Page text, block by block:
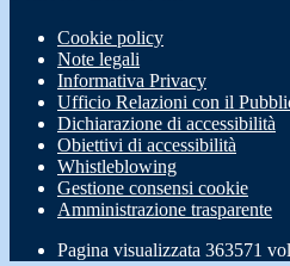
Cookie policy
Note legali
Informativa Privacy
Ufficio Relazioni con il
Dichiarazione di accessibilità
Obiettivi di accessibilità
Whistleblowing
Gestione consensi cookie
Amministrazione trasparente
Pagina visualizzata 363571